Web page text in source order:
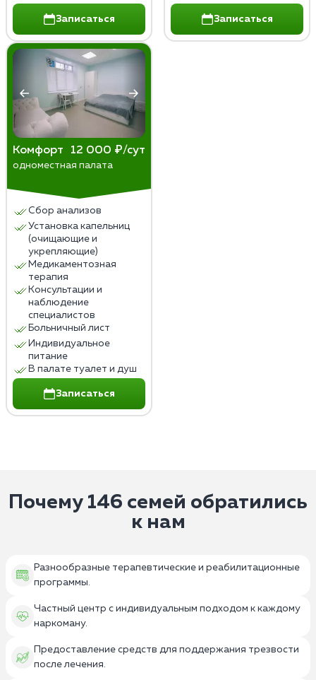
Записаться Записаться
Комфорт 12 000 ₽/сут
одноместная палата
Сбор анализов
Установка капельниц
(очищающие и
укрепляющие)
Медикаментозная
терапия
Консультации и
наблюдение
специалистов
Больничный лист
Индивидуальное
питание
В палате туалет и душ
Записаться
Почему 146 семей обратились
к нам
Разнообразные терапевтические и реабилитационные
программы.
Частный центр с индивидуальным подходом к каждому
наркоману.
Предоставление средств для поддержания трезвости
после лечения.